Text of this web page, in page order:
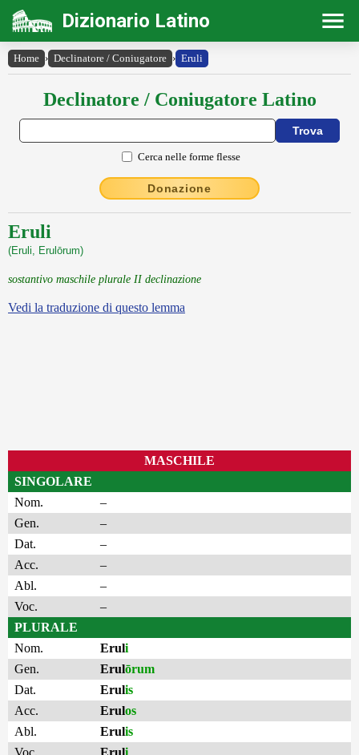
Dizionario Latino
Home › Declinatore / Coniugatore › Eruli
Declinatore / Coniugatore Latino
Cerca nelle forme flesse
Donazione
Eruli
(Eruli, Erulōrum)
sostantivo maschile plurale II declinazione
Vedi la traduzione di questo lemma
MASCHILE
SINGOLARE
Nom.
–
Gen.
–
Dat.
–
Acc.
–
Abl.
–
Voc.
–
PLURALE
Nom.
Eruli
Gen.
Erulōrum
Dat.
Erulis
Acc.
Erulos
Abl.
Erulis
Voc.
Eruli